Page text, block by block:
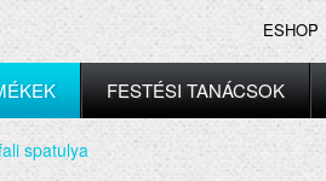
ESHOP
FESTÉSI TANÁCSOK
spatulya